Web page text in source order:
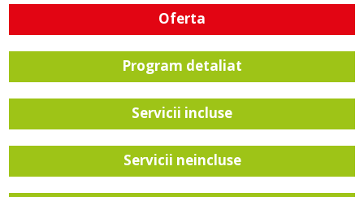
Oferta
Program detaliat
Servicii incluse
Servicii neincluse